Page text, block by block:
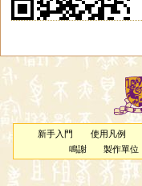
新手入門 使用凡例
鳴謝
製作單位